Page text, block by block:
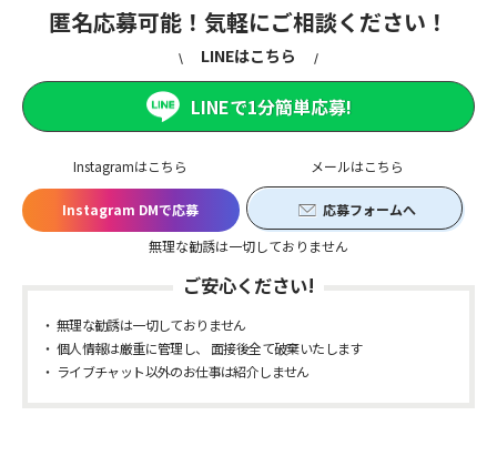
匿名応募可能！気軽にご相談ください！
Instagramはこちら
Instagram DMで応募
メールはこちら
応募フォームへ
無理な勧誘は一切しておりません
LINEはこちら
LINEで1分簡単応募!
ご安心ください!
無理な勧誘は一切しておりません
個人情報は厳重に管理し、 面接後全て破棄いたします
ライブチャット以外のお仕事は紹介しません